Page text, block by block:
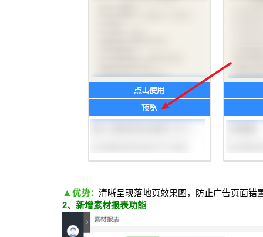
▲优势： 清晰呈现落地页效果图，防止广告页面错
2、新增素材报表功能